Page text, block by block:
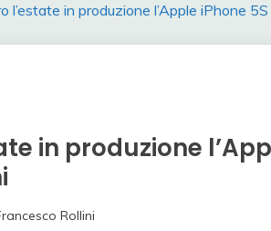
l’estate in produzione l’Apple iPhone
in produzione
Rollini